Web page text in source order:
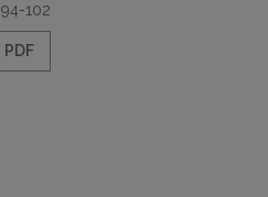
94-102
PDF